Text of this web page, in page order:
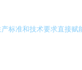
产标准和技术要求直接